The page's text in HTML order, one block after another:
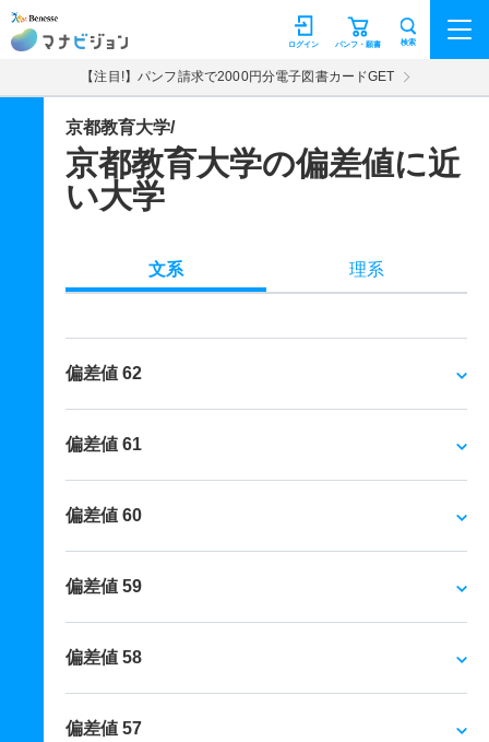
マナビジョン パンフ・願書
ログイン 検索
【注目!】パンフ請求で2000円分電子図書カードGET
京都教育大学/
京都教育大学の偏差値に近
い大学
文系 理系
偏差値 62
偏差値 61
偏差値 60
偏差値 59
偏差値 58
偏差値 57